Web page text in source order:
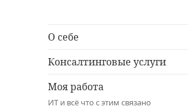
О себе
Консалтинговые услуги
Моя работа
ИТ и всё что с этим связано